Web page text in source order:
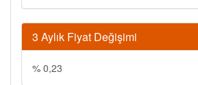
3 Aylık Fiyat Değişimi
% 0,23